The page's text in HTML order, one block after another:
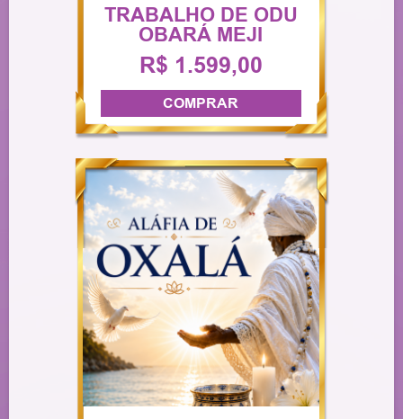
TRABALHO DE ODU
OBARÁ MEJI
R$ 1.599,00
COMPRAR